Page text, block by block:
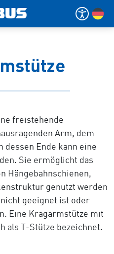
freistehende
Arm, dem
dessen Ende kann eine
Sie ermöglicht das
Hängebahnschienen,
genutzt werden
geeignet ist oder
Eine Kragarmstütze mit
als T-Stütze bezeichnet.